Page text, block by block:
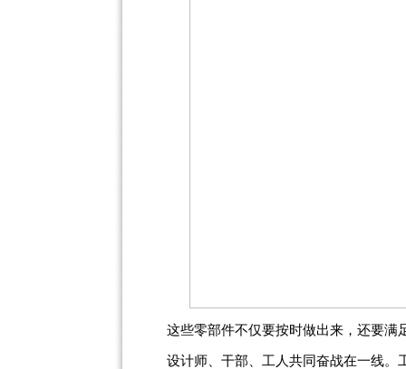
这些零部件不仅要按时做出来，还要满
设计师、干部、工人共同奋战在一线。